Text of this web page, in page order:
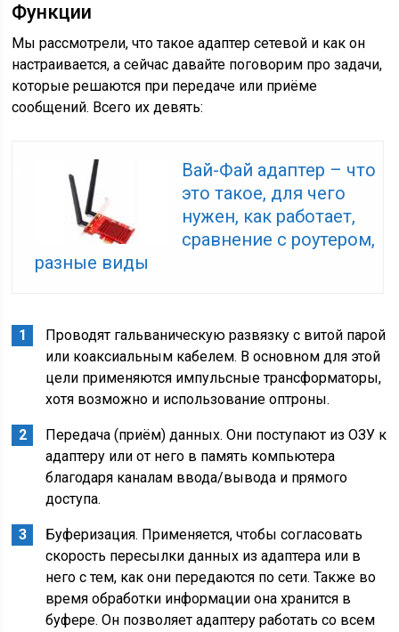
Функции
Мы рассмотрели, что такое адаптер сетевой и как он
настраивается, а сейчас давайте поговорим про задачи,
которые решаются при передаче или приёме
сообщений. Всего их девять:
Вай-Фай адаптер – что
это такое, для чего
нужен, как работает,
сравнение с роутером,
разные виды
Проводят гальваническую развязку с витой парой
или коаксиальным кабелем. В основном для этой
цели применяются импульсные трансформаторы,
хотя возможно и использование оптроны.
Передача (приём) данных. Они поступают из ОЗУ к
адаптеру или от него в память компьютера
благодаря каналам ввода/вывода и прямого
доступа.
Буферизация. Применяется, чтобы согласовать
скорость пересылки данных из адаптера или в
него с тем, как они передаются по сети. Также во
время обработки информации она хранится в
буфере. Он позволяет адаптеру работать со всем